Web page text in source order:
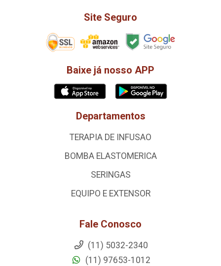
Site Seguro
Baixe já nosso APP
Departamentos
TERAPIA DE INFUSAO
BOMBA ELASTOMERICA
SERINGAS
EQUIPO E EXTENSOR
Fale Conosco
(11) 5032-2340
(11) 97653-1012